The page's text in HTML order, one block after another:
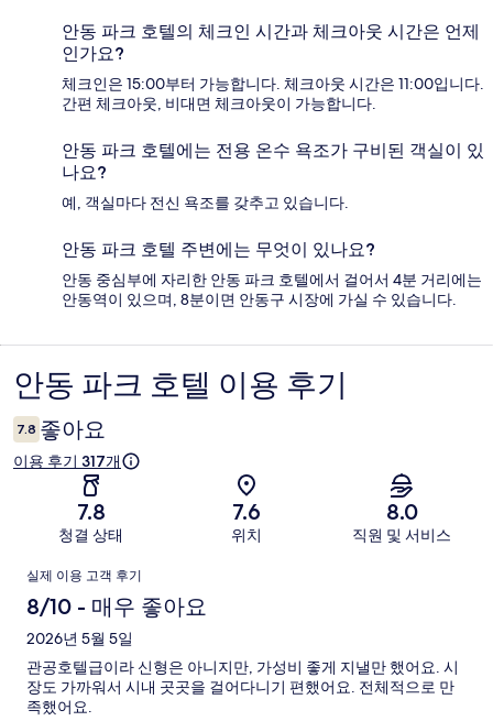
안동 파크 호텔의 체크인 시간과 체크아웃 시간은 언제
인가요?
체크인은 15:00부터 가능합니다. 체크아웃 시간은 11:00입니다.
간편 체크아웃, 비대면 체크아웃이 가능합니다.
안동 파크 호텔에는 전용 온수 욕조가 구비된 객실이 있
나요?
예, 객실마다 전신 욕조를 갖추고 있습니다.
안동 파크 호텔 주변에는 무엇이 있나요?
안동 중심부에 자리한 안동 파크 호텔에서 걸어서 4분 거리에는
안동역이 있으며, 8분이면 안동구 시장에 가실 수 있습니다.
이
용
후
안동 파크 호텔 이용 후기
7.8 좋아요
이용 후기 317개
7.8
청결 상태
7.6
위치
8.0
직원 및 서비스
이
용
후
기
실제 이용 고객 후기
8/10 - 매우 좋아요
2026년 5월 5일
관공호텔급이라 신형은 아니지만, 가성비 좋게 지낼만 했어요. 시
장도 가까워서 시내 곳곳을 걸어다니기 편했어요. 전체적으로 만
족했어요.